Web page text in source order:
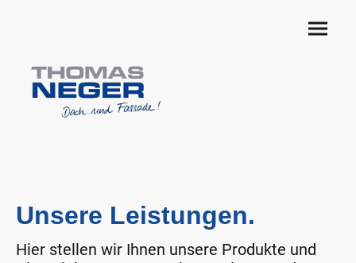
Unsere Leistungen.
Hier stellen wir Ihnen unsere Produkte und